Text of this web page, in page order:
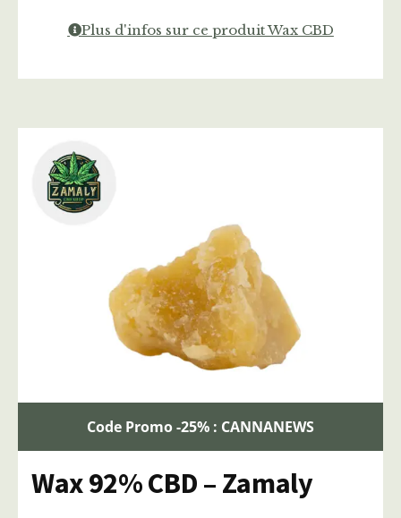
Plus d'infos sur ce produit Wax CBD
Code Promo -25% : CANNANEWS
Wax 92% CBD – Zamaly